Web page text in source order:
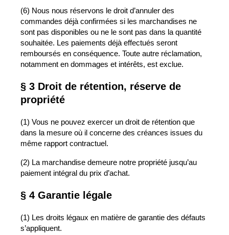
(6) Nous nous réservons le droit d’annuler des
commandes déjà confirmées si les marchandises ne
sont pas disponibles ou ne le sont pas dans la quantité
souhaitée. Les paiements déjà effectués seront
remboursés en conséquence. Toute autre réclamation,
notamment en dommages et intérêts, est exclue.
§ 3 Droit de rétention, réserve de
propriété
(1) Vous ne pouvez exercer un droit de rétention que
dans la mesure où il concerne des créances issues du
même rapport contractuel.
(2) La marchandise demeure notre propriété jusqu’au
paiement intégral du prix d’achat.
§ 4 Garantie légale
(1) Les droits légaux en matière de garantie des défauts
s’appliquent.